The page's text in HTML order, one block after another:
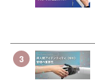
3